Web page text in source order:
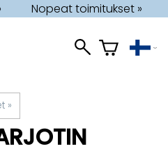
Nopeat toimitukset »
‪»